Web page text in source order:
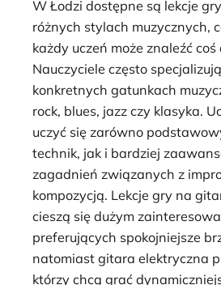
W Łodzi dostępne są lekcje
różnych stylach muzycznych,
każdy uczeń może znaleźć coś
Nauczyciele często
konkretnych gatunkach
rock, blues, jazz czy klasyka.
uczyć się zarówno
technik, jak i bardziej
zagadnień związanych z
kompozycją. Lekcje gry na
cieszą się dużym
preferujących spokojniejsze
natomiast gitara elektryczna
którzy chcą grać